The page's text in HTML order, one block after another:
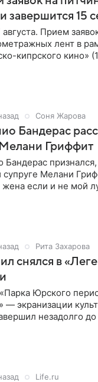
завершится 15
Прием
лент в
кипрского кино»
Соня Жарова
Бандерас
Гриффит
Бандерас
Мелани
если и не мой
Рита Захарова
снялся в
Юрского
— экранизации
незадолго
Life.ru